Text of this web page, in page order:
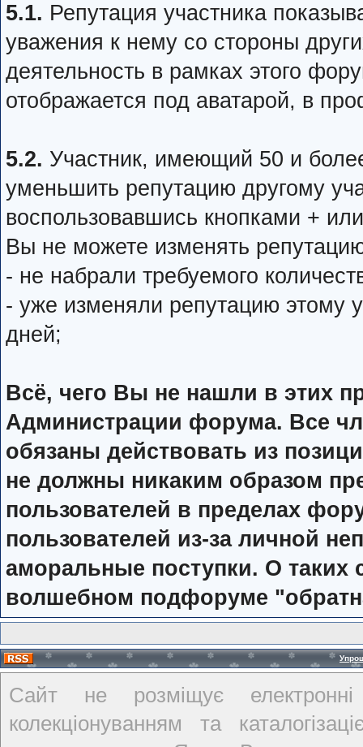
5.1. Репутация участника
уважения к нему со стороны
деятельность в рамках этого
отображается под аватарой, в
5.2. Участник, имеющий 50 и
уменьшить репутацию другому
воспользовавшись кнопками +
Вы не можете изменять
- не набрали требуемого
- уже изменяли репутацию этому
дней;
Всё, чего Вы не нашли в этих
Администрации форума. Все
обязаны действовать из
не должны никаким образом
пользователей в пределах
пользователей из-за личной
аморальные поступки. О таких
волшебном подфоруме
Сайт не розміщує
колекціонуванням та